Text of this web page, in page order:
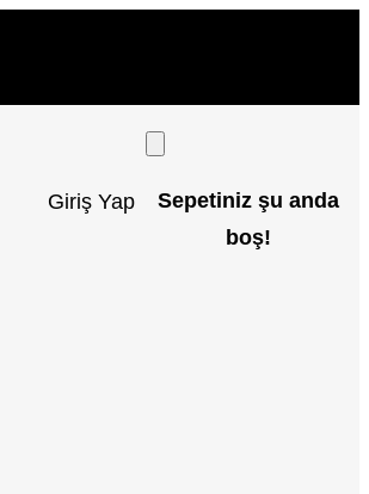
Giriş Yap
Sepetiniz şu anda
boş!